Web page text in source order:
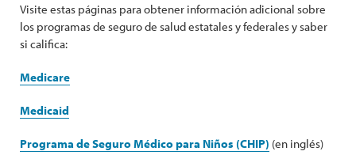
Visite estas páginas para obtener información adicional sobre
los programas de seguro de salud estatales y federales y saber
si califica:
Medicare
Medicaid
Programa de Seguro Médico para Niños (CHIP) (en inglés)